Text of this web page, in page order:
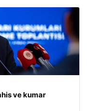
ve kumar